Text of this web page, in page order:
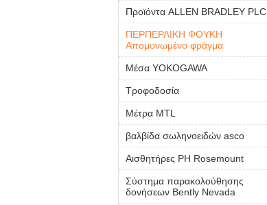
Προϊόντα ALLEN BRADLEY PLC
ΠΕΡΠΕΡΛΙΚΗ ΦΟΥΚΗ
Απομονωμένο φράγμα
Μέσα YOKOGAWA
Τροφοδοσία
Μέτρα MTL
βαλβίδα σωληνοειδών asco
Αισθητήρες PH Rosemount
Σύστημα παρακολούθησης
δονήσεων Bently Nevada